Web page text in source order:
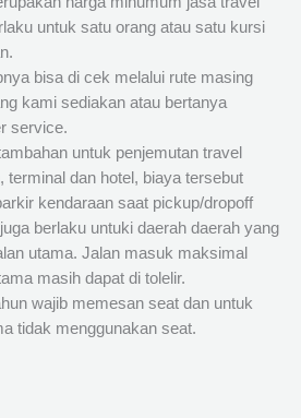
untuk satu orang atau satu kursi
bisa di cek melalui rute masing
kami sediakan atau bertanya
service.
untuk penjemutan travel
terminal dan hotel, biaya tersebut
kendaraan saat pickup/dropoff
berlaku untuki daerah daerah yang
utama. Jalan masuk maksimal
masih dapat di tolelir.
wajib memesan seat dan untuk
tidak menggunakan seat.